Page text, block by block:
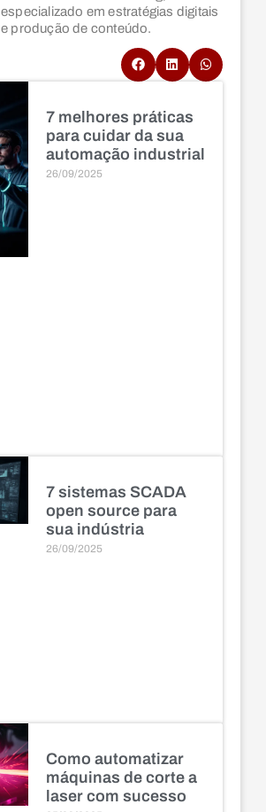
especializado em estratégias digitais
e produção de conteúdo.
7 melhores práticas
para cuidar da sua
automação industrial
26/09/2025
7 sistemas SCADA
open source para
sua indústria
26/09/2025
Como automatizar
máquinas de corte a
laser com sucesso